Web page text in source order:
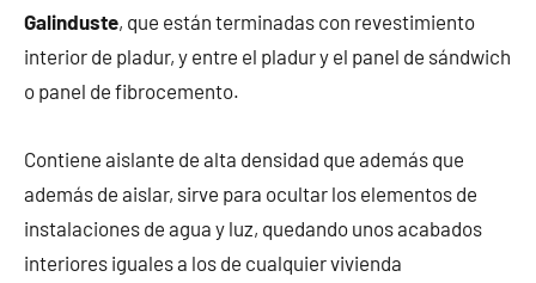
Galinduste, que están terminadas con revestimiento
interior de pladur, y entre el pladur y el panel de sándwich
o panel de fibrocemento.
Contiene aislante de alta densidad que además que
además de aislar, sirve para ocultar los elementos de
instalaciones de agua y luz, quedando unos acabados
interiores iguales a los de cualquier vivienda